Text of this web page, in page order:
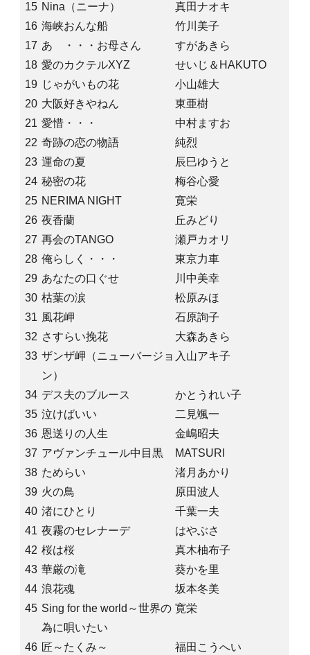
15 Nina（ニーナ）
真田ナオキ
16 海峡おんな船
竹川美子
17 あゝ・・・お母さん
すがあきら
18 愛のカクテルXYZ
せいじ＆HAKUTO
19 じゃがいもの花
小山雄大
20 大阪好きやねん
東亜樹
21 愛惜・・・
中村ますお
22 奇跡の恋の物語
純烈
23 運命の夏
辰巳ゆうと
24 秘密の花
梅谷心愛
25 NERIMA NIGHT
寛栄
26 夜香蘭
丘みどり
27 再会のTANGO
瀬戸カオリ
28 俺らしく・・・
東京力車
29 あなたの口ぐせ
川中美幸
30 枯葉の涙
松原みほ
31 風花岬
石原詢子
32 さすらい挽花
大森あきら
33 ザンザ岬（ニューバージョ
ン）
入山アキ子
34 デス夫のブルース
かとうれい子
35 泣けばいい
二見颯一
36 恩送りの人生
金嶋昭夫
37 アヴァンチュール中目黒
MATSURI
38 ためらい
渚月あかり
39 火の鳥
原田波人
40 渚にひとり
千葉一夫
41 夜霧のセレナーデ
はやぶさ
42 桜は桜
真木柚布子
43 華厳の滝
葵かを里
44 浪花魂
坂本冬美
45 Sing for the world～世界の
為に唄いたい
寛栄
46 匠～たくみ～
福田こうへい